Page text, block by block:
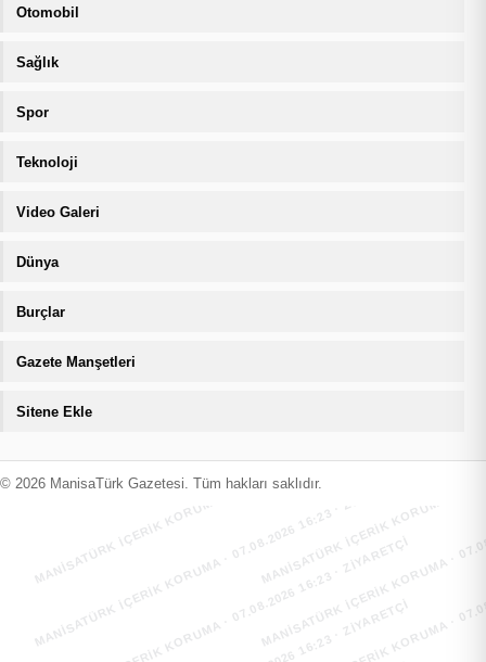
Otomobil
Sağlık
Spor
Teknoloji
Video Galeri
Dünya
Burçlar
Gazete Manşetleri
Sitene Ekle
© 2026 ManisaTürk Gazetesi. Tüm hakları saklıdır.
MANİSATÜRK İÇERİK KORUMA · 07.08.2026 16:23 · ZIYARETÇI
MANİSATÜRK İÇERİK KORUMA
MANİSATÜRK İÇERİK KORUMA · 07.08.2026 16:23 · ZIYARETÇI
MANİSATÜRK İÇERİK KORUMA
MANİSATÜRK İÇERİK KORUMA · 07.08.2026 16:23 · ZIYARETÇI
MANİSATÜRK İÇERİK KORUMA